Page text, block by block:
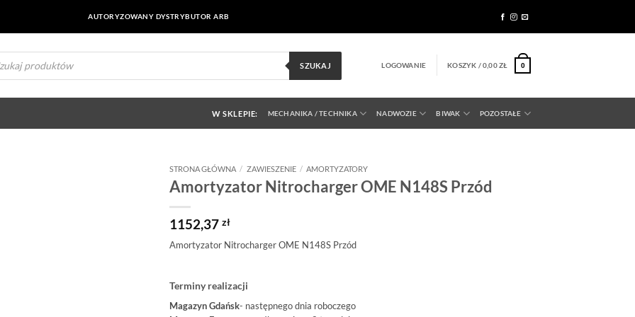
AUTORYZOWANY DYSTRYBUTOR ARB
SZUKAJ LOGOWANIE KOSZYK /0,00ZŁ 0
W SKLEPIE: MECHANIKA / TECHNIKA NADWOZIE BIWAK POZOSTAŁE
STRONA GŁÓWNA / ZAWIESZENIE / AMORTYZATORY
Amortyzator Nitrocharger OME N148S Przód
1152,37 zł
Amortyzator Nitrocharger OME N148S Przód
Terminy realizacji
Magazyn Gdańsk- następnego dnia roboczego